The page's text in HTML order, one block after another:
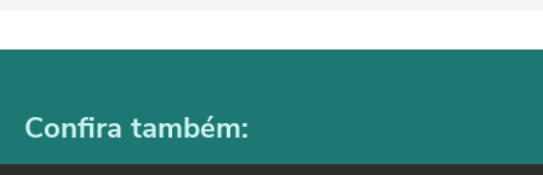
Confira também: